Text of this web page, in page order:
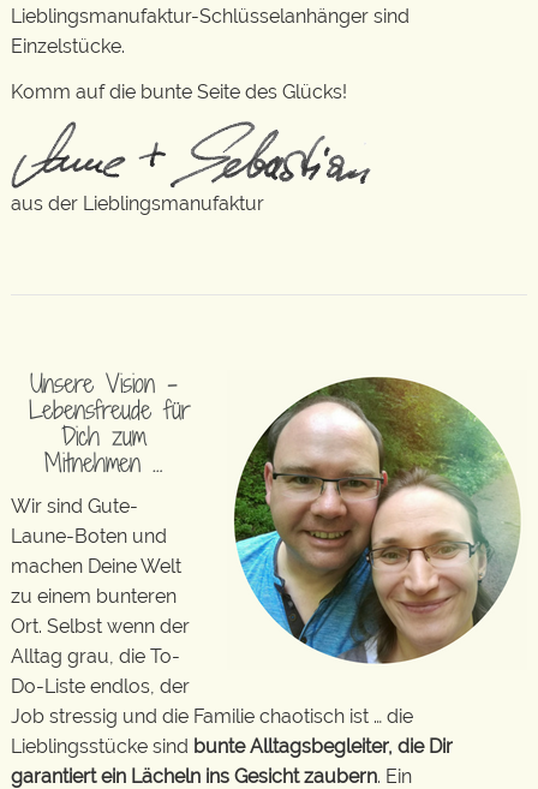
Lieblingsmanufaktur-Schlüsselanhänger sind
Einzelstücke.
Komm auf die bunte Seite des Glücks!
aus der Lieblingsmanufaktur
Unsere Vision –
Lebensfreude für
Dich zum
Mitnehmen …
Wir sind Gute-
Laune-Boten und
machen Deine Welt
zu einem bunteren
Ort. Selbst wenn der
Alltag grau, die To-
Do-Liste endlos, der
Job stressig und die Familie chaotisch ist … die
Lieblingsstücke sind bunte Alltagsbegleiter, die Dir
garantiert ein Lächeln ins Gesicht zaubern. Ein